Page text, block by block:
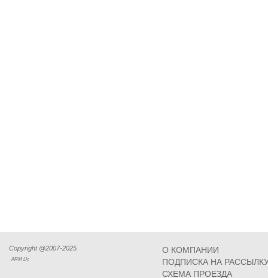
Copyright @2007-2025
ARM Llc
О КОМПАНИИ
ПОДПИСКА НА
СХЕМА ПРОЕЗДА